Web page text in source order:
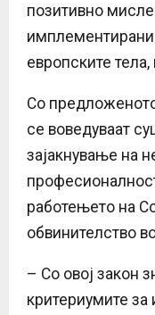
позитивно
имплементирани
европските
Со
се воведуваат
зајакнување на
работењето на
обвинителство
– Со овој закон
критериумите за